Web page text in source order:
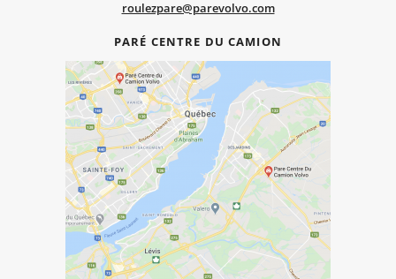
roulezpare@parevolvo.com
PARÉ CENTRE DU CAMION